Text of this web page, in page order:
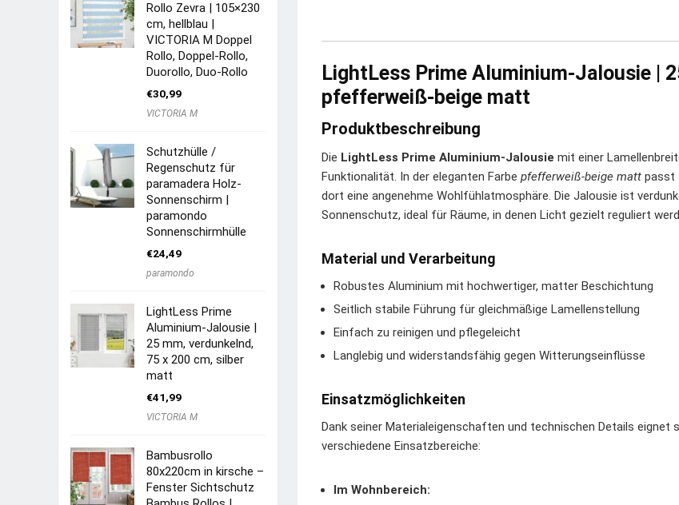
LightLess Prime Aluminium-Jalousie |
pfefferweiß-beige matt
Produktbeschreibung
Die LightLess Prime Aluminium-Jalousie mit einer
Funktionalität. In der eleganten Farbe pfefferweiß-beige matt passt
dort eine angenehme Wohlfühlatmosphäre. Die Jalousie ist
Sonnenschutz, ideal für Räume, in denen Licht gezielt reguliert
Material und Verarbeitung
Robustes Aluminium mit hochwertiger, matter Beschichtung
Seitlich stabile Führung für gleichmäßige Lamellenstellung
Einfach zu reinigen und pflegeleicht
Langlebig und widerstandsfähig gegen Witterungseinflüsse
Einsatzmöglichkeiten
Dank seiner Materialeigenschaften und technischen Details
verschiedene Einsatzbereiche:
Im Wohnbereich:
Rollo Zevra | 105×230
cm, hellblau |
VICTORIA M Doppel
Rollo, Doppel-Rollo,
Duorollo, Duo-Rollo
€30,99
VICTORIA M
Schutzhülle /
Regenschutz für
paramadera Holz-
Sonnenschirm |
paramondo
Sonnenschirmhülle
€24,49
paramondo
LightLess Prime
Aluminium-Jalousie |
25 mm, verdunkelnd,
75 x 200 cm, silber
matt
€41,99
VICTORIA M
Bambusrollo
80x220cm in kirsche –
Fenster Sichtschutz